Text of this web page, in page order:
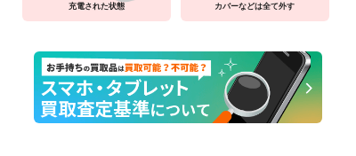
充電された状態
カバーなどは全て外す